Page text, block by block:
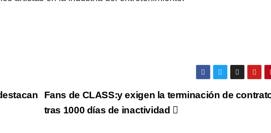
Fans de CLASS:y exigen la terminación de
tras 1000 días de inactividad